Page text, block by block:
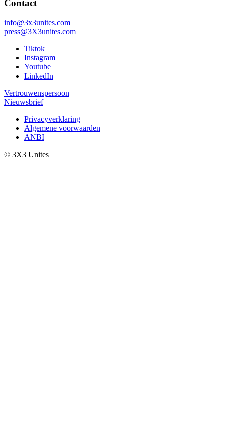
Contact
info@3x3unites.com
press@3X3unites.com
Tiktok
Instagram
Youtube
LinkedIn
Vertrouwenspersoon
Nieuwsbrief
Privacyverklaring
Algemene voorwaarden
ANBI
© 3X3 Unites